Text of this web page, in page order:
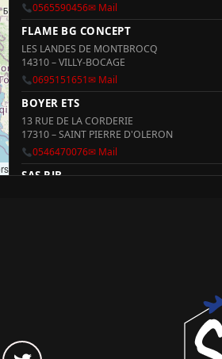
0565590456✉ Mail
FLAME BG CONCEPT
LES LANDES DE MONTBROCQ
14310 – VILLY-BOCAGE
0695151651✉ Mail
BOYER ETS
13 RUE DE LA CORDERIE
17310 – SAINT PIERRE D'OLERON
0546470076✉ Mail
SAS RJB
23300 – LA SOUTERRAINE